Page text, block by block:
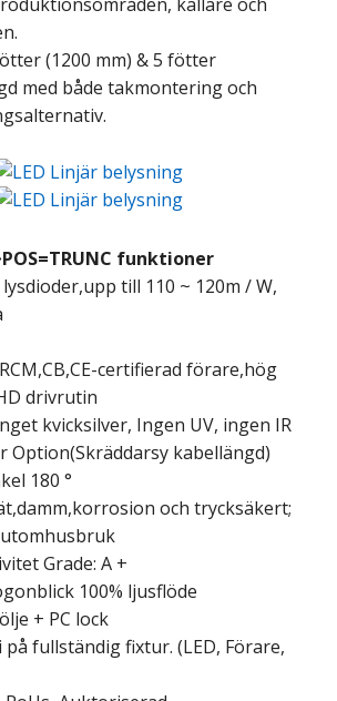
(1200 mm) & 5 fötter
med både takmontering och
funktioner
till 110 ~ 120m / W,
certifierad förare,hög
drivrutin
kvicksilver, Ingen UV, ingen IR
Option(Skräddarsy kabellängd)
180 °
och trycksäkert;
Grade: A +
100% ljusflöde
+ PC lock
på fullständig fixtur. (LED, Förare,